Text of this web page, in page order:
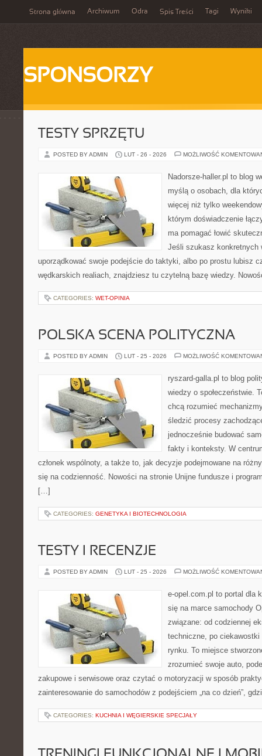
Strona główna Archiwum Odra Spis Treści Tagi Wyniki
SPONSORZY
TESTY SPRZĘTU
POSTED BY ADMIN LUT - 26 - 2026 MOŻLIWOŚĆ
Nadorsze-haller.pl to blog
myślą o osobach, dla
więcej niż tylko
którym doświadczenie
ma pomagać łowić
Jeśli szukasz konkretnych
uporządkować swoje podejście do taktyki, albo po prostu lubisz
wędkarskich realiach, znajdziesz tu czytelną bazę wiedzy.
CATEGORIES: WET-OPINIA
POLSKA SCENA POLITYCZNA
POSTED BY ADMIN LUT - 25 - 2026 MOŻLIWOŚĆ
ryszard-galla.pl to blog
wiedzy o społeczeństwie.
chcą rozumieć
śledzić procesy
jednocześnie budować
fakty i konteksty. W
członek wspólnoty, a także to, jak decyzje podejmowane na
się na codzienność. Nowości na stronie Unijne fundusze i
[…]
CATEGORIES: GENETYKA I BIOTECHNOLOGIA
TESTY I RECENZJE
POSTED BY ADMIN LUT - 25 - 2026 MOŻLIWOŚĆ
e-opel.com.pl to portal dla
się na marce samochody
związane: od codziennej
techniczne, po
rynku. To miejsce
zrozumieć swoje auto,
zakupowe i serwisowe oraz czytać o motoryzacji w sposób
zainteresowanie do samochodów z podejściem „na co dzień”,
CATEGORIES: KUCHNIA I WĘGIERSKIE SPECJAŁY